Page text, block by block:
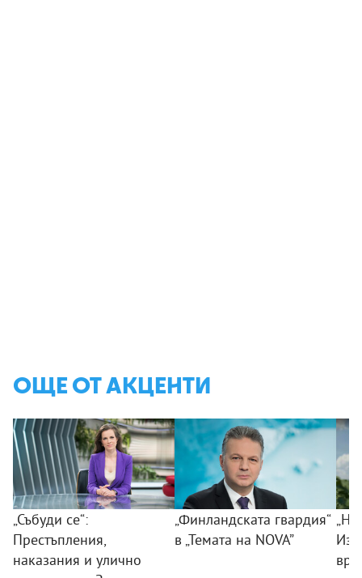
ОЩЕ ОТ АКЦЕНТИ
„Събуди се“:
Престъпления,
наказания и улично
„Финландската гвардия“
в „Темата на NOVA”